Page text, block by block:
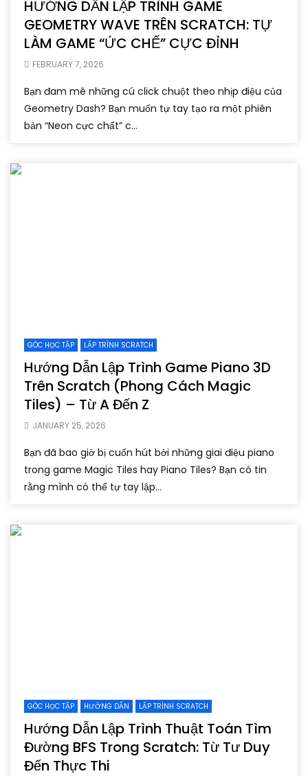
HƯỚNG DẪN LẬP TRÌNH GAME
GEOMETRY WAVE TRÊN SCRATCH: TỰ
LÀM GAME “ỨC CHẾ” CỰC ĐỈNH
FEBRUARY 7, 2026
Bạn đam mê những cú click chuột theo nhịp điệu của
Geometry Dash? Bạn muốn tự tay tạo ra một phiên
bản “Neon cực chất” c...
GÓC HỌC TẬP LẬP TRÌNH SCRATCH
Hướng Dẫn Lập Trình Game Piano 3D
Trên Scratch (Phong Cách Magic
Tiles) – Từ A Đến Z
JANUARY 25, 2026
Bạn đã bao giờ bị cuốn hút bởi những giai điệu piano
trong game Magic Tiles hay Piano Tiles? Bạn có tin
rằng mình có thể tự tay lập...
GÓC HỌC TẬP HƯỚNG DẪN LẬP TRÌNH SCRATCH
Hướng Dẫn Lập Trình Thuật Toán Tìm
Đường BFS Trong Scratch: Từ Tư Duy
Đến Thực Thi